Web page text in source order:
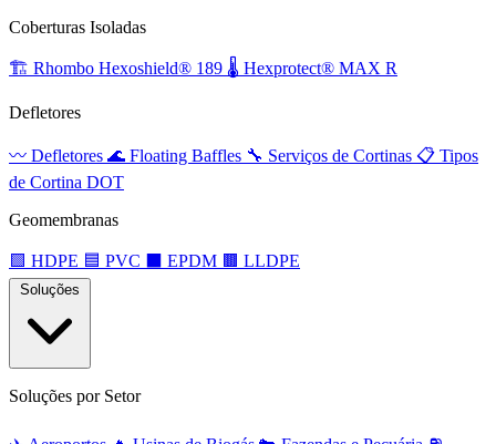
Coberturas Isoladas
🏗️ Rhombo Hexoshield® 189 🌡️ Hexprotect® MAX R
Defletores
〰️ Defletores 🌊 Floating Baffles 🔧 Serviços de Cortinas 📋 Tipos
de Cortina DOT
Geomembranas
🟩 HDPE 🟦 PVC EPDM 🟫 LLDPE
Soluções por Setor